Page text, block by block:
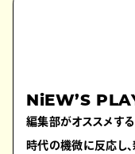
NiEW’S
編集部がオススメす
時代の機微に反応し